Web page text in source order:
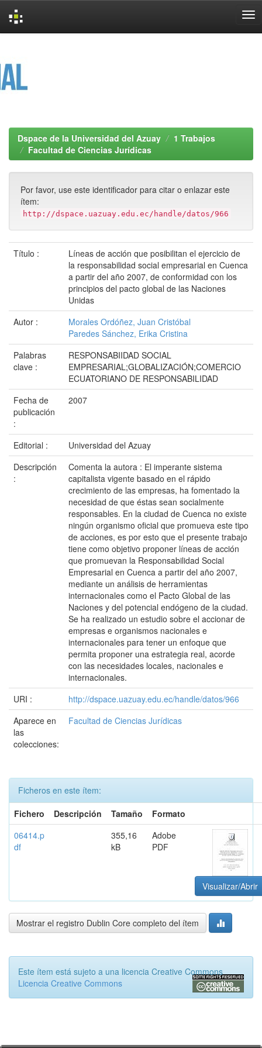
Dspace de la Universidad del Azuay
1 Trabajos
Facultad de Ciencias Jurídicas
Por favor, use este identificador para citar o enlazar este
ítem:
http://dspace.uazuay.edu.ec/handle/datos/966
Título :
Líneas de acción que posibilitan el ejercicio de
la responsabilidad social empresarial en Cuenca
a partir del año 2007, de conformidad con los
principios del pacto global de las Naciones
Unidas
Autor :
Morales Ordóñez, Juan Cristóbal
Paredes Sánchez, Erika Cristina
Palabras
clave :
RESPONSABIIDAD SOCIAL
EMPRESARIAL;GLOBALIZACIÓN;COMERCIO
ECUATORIANO DE RESPONSABILIDAD
Fecha de
publicación
:
2007
Editorial :
Universidad del Azuay
Descripción
:
Comenta la autora : El imperante sistema
capitalista vigente basado en el rápido
crecimiento de las empresas, ha fomentado la
necesidad de que éstas sean socialmente
responsables. En la ciudad de Cuenca no existe
ningún organismo oficial que promueva este tipo
de acciones, es por esto que el presente trabajo
tiene como objetivo proponer líneas de acción
que promuevan la Responsabilidad Social
Empresarial en Cuenca a partir del año 2007,
mediante un análisis de herramientas
internacionales como el Pacto Global de las
Naciones y del potencial endógeno de la ciudad.
Se ha realizado un estudio sobre el accionar de
empresas e organismos nacionales e
internacionales para tener un enfoque que
permita proponer una estrategia real, acorde
con las necesidades locales, nacionales e
internacionales.
URI :
http://dspace.uazuay.edu.ec/handle/datos/966
Aparece en
las
colecciones:
Facultad de Ciencias Jurídicas
Ficheros en este ítem:
Fichero
Descripción Tamaño
Formato
06414.p
df
355,16
kB
Adobe
PDF
Visualizar/Abrir
Mostrar el registro Dublin Core completo del ítem
Este ítem está sujeto a una licencia Creative Commons
Licencia Creative Commons